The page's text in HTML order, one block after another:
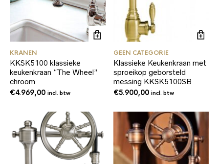
KRANEN
KKSK5100 klassieke
keukenkraan “The Wheel”
chroom
€4.969,00 incl. btw
GEEN CATEGORIE
Klassieke Keukenkraan met
sproeikop geborsteld
messing KKSK5100SB
€5.900,00 incl. btw